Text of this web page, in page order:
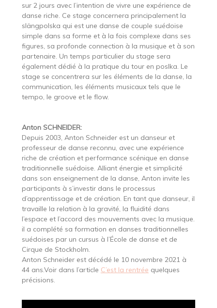
sur 2 jours avec l’intention de vivre une expérience de
danse riche. Ce stage concernera principalement la
slängpolska qui est une danse de couple suédoise
simple dans sa forme et à la fois complexe dans ses
figures, sa profonde connection à la musique et à son
partenaire. Un temps particulier du stage sera
également dédié à la pratique du tour en poslka. Le
stage se concentrera sur les éléments de la danse, la
communication, les éléments musicaux tels que le
tempo, le groove et le flow.
Anton SCHNEIDER:
Depuis 2003, Anton Schneider est un danseur et
professeur de danse reconnu, avec une expérience
riche de création et performance scénique en danse
traditionnelle suédoise. Alliant énergie et simplicité
dans son enseignement de la danse, Anton invite les
participants à s’investir dans le processus
d’apprentissage et de création. En tant que danseur, il
travaille la relation à la gravité, la fluidité dans
l’espace et l’accord des mouvements avec la musique.
il a complété sa formation en danses traditionnelles
suédoises par un cursus à l’École de danse et de
Cirque de Stockholm.
Anton Schneider est décédé le 10 novembre 2021 à
44 ans.Voir dans l’article C’est la rentrée quelques
précisions.